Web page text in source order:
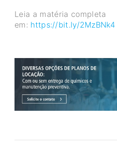
Leia a matéria completa
em: https://bit.ly/2MzBNk4